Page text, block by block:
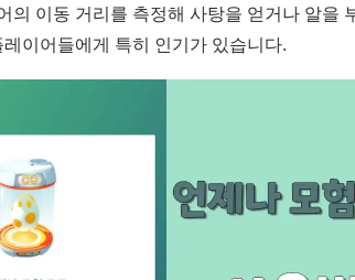
의 이동 거리를 측정해 사탕을 얻거나 알을
이어들에게 특히 인기가 있습니다.